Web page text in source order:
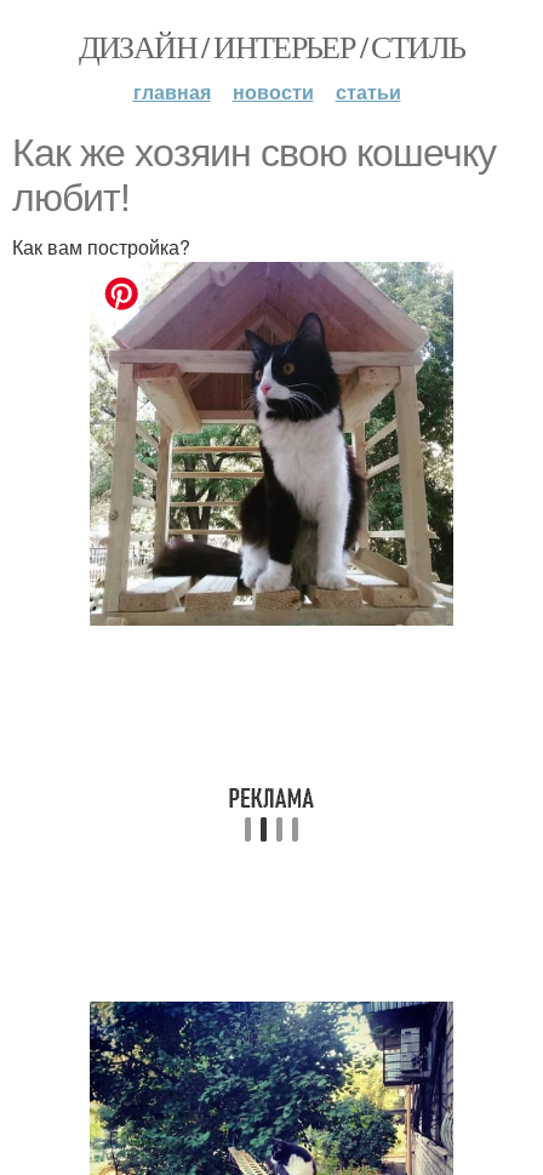
ДИЗАЙН / ИНТЕРЬЕР / СТИЛЬ
главная новости статьи
Как же хозяин свою кошечку
любит!
Как вам постройка?